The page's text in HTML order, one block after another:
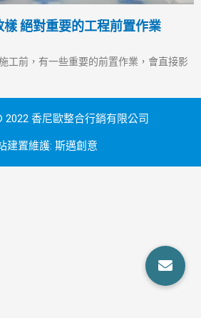
絕對重要的工程前置作業
工前，有一些重要的前置作業，會直接影
2022 香尼歐整合行銷有限公司
建置維護: 斯邁創意